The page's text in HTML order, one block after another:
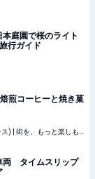
庭園で桜のライト
行ガイド
煎コーヒーと焼き菓
両 タイムスリップ